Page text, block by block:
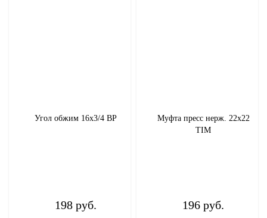
Угол обжим 16х3/4 ВР
198 руб.
Муфта пресс нерж. 22х22
TIM
196 руб.